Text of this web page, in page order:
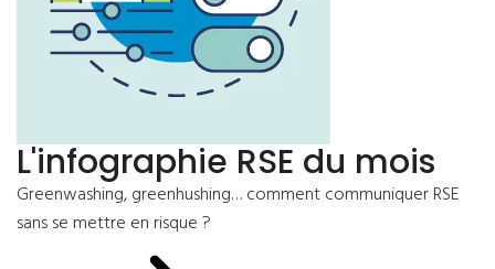
L'infographie RSE du mois
Greenwashing, greenhushing… comment communiquer RSE
sans se mettre en risque ?